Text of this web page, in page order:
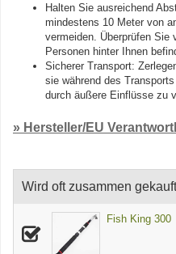
Halten Sie ausreichend
mindestens 10 Meter von
vermeiden. Überprüfen Sie
Personen hinter Ihnen
Sicherer Transport:
sie während des
durch äußere Einflüsse zu
» Hersteller/EU
Wird oft zusammen
Fish King 300